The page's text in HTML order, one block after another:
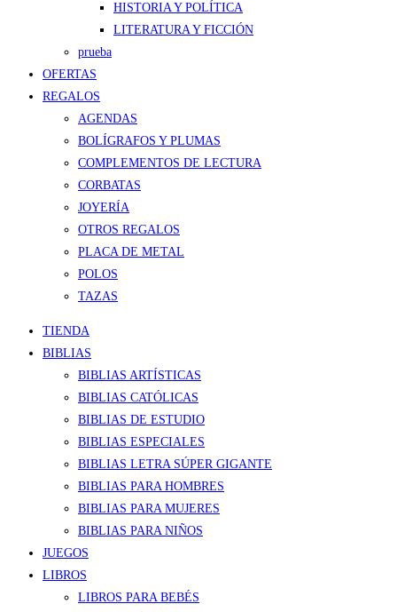
HISTORIA Y POLÍTICA
LITERATURA Y FICCIÓN
prueba
OFERTAS
REGALOS
AGENDAS
BOLÍGRAFOS Y PLUMAS
COMPLEMENTOS DE LECTURA
CORBATAS
JOYERÍA
OTROS REGALOS
PLACA DE METAL
POLOS
TAZAS
TIENDA
BIBLIAS
BIBLIAS ARTÍSTICAS
BIBLIAS CATÓLICAS
BIBLIAS DE ESTUDIO
BIBLIAS ESPECIALES
BIBLIAS LETRA SÚPER GIGANTE
BIBLIAS PARA HOMBRES
BIBLIAS PARA MUJERES
BIBLIAS PARA NIÑOS
JUEGOS
LIBROS
LIBROS PARA BEBÉS